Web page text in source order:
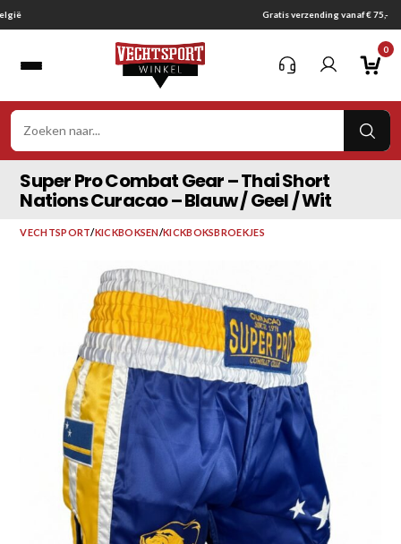
Ga
naar
Gratis verzending vanaf € 75,-
0
Super Pro Combat Gear – Thai Short
Nations Curacao – Blauw / Geel / Wit
VECHTSPORT/KICKBOKSEN/KICKBOKSBROEKJES